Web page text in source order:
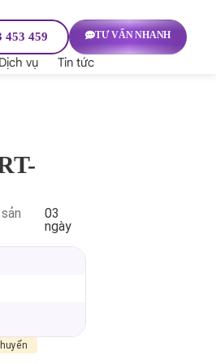
Dịch vụ Tin tức
453 459 TƯ VẤN NHANH
03
ngày